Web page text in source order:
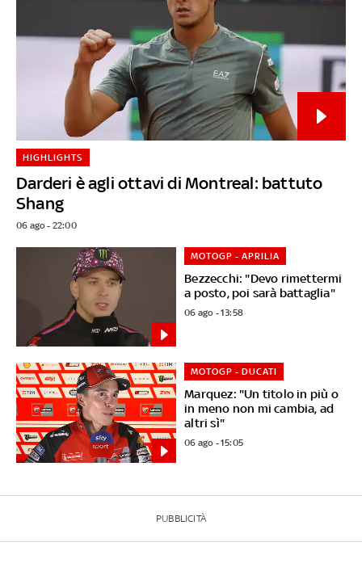
Darderi è agli ottavi di Montreal: battuto
Shang
HIGHLIGHTS
06 ago - 22:00
Bezzecchi: "Devo rimettermi
a posto, poi sarà battaglia"
MOTOGP - APRILIA
06 ago - 13:58
Marquez: "Un titolo in più o
in meno non mi cambia, ad
altri sì"
MOTOGP - DUCATI
06 ago - 15:05
PUBBLICITÀ